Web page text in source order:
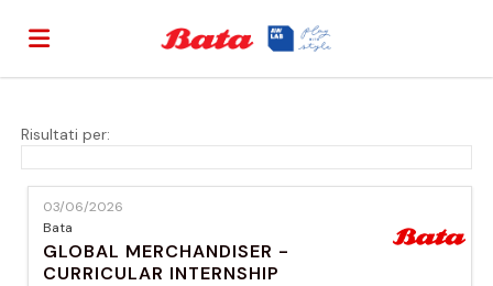
Offerte
di
Carica
Risultati per:
03/06/2026
Bata
GLOBAL MERCHANDISER -
CURRICULAR INTERNSHIP